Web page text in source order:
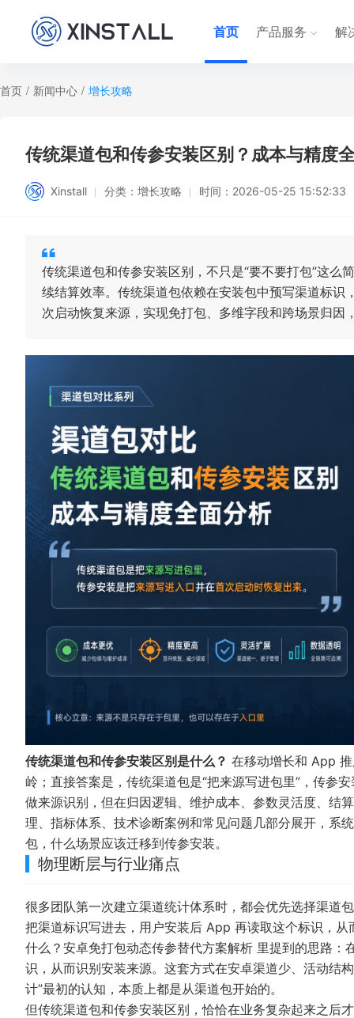
首页 产品服务 解
首页 / 新闻中心 / 增长攻略
传统渠道包和传参安装区别？成本与精度
Xinstall 分类： 增长攻略 时间： 2026-05-25 15:52:33
传统渠道包和传参安装区别，不只是“要不要打包”这
续结算效率。传统渠道包依赖在安装包中预写渠道标
次启动恢复来源，实现免打包、多维字段和跨场景归因
传统渠道包和传参安装区别是什么？ 在移动增长和 App
岭；直接答案是，传统渠道包是“把来源写进包里”，传参
做来源识别，但在归因逻辑、维护成本、参数灵活度、结
理、指标体系、技术诊断案例和常见问题几部分展开，系
包，什么场景应该迁移到传参安装。
物理断层与行业痛点
很多团队第一次建立渠道统计体系时，都会优先选择渠道
把渠道标识写进去，用户安装后 App 再读取这个标识，
什么？安卓免打包动态传参替代方案解析 里提到的思路：
识，从而识别安装来源。这套方式在安卓渠道少、活动结
计”最初的认知，本质上都是从渠道包开始的。
但传统渠道包和传参安装区别，恰恰在业务复杂起来之后